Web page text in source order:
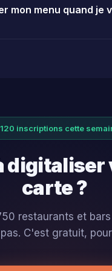
mon menu quand je
inscriptions cette
digitaliser
carte ?
restaurants et
C'est gratuit,